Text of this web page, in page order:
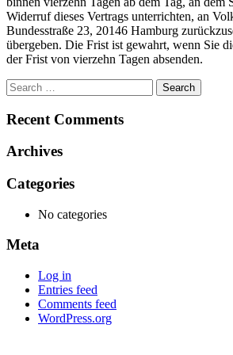
Widerruf dieses Vertrags unterrichten, an
Bundesstraße 23, 20146 Hamburg
übergeben. Die Frist ist gewahrt, wenn Sie
der Frist von vierzehn Tagen absenden.
Search
for:
Recent Comments
Archives
Categories
No categories
Meta
Log in
Entries feed
Comments feed
WordPress.org